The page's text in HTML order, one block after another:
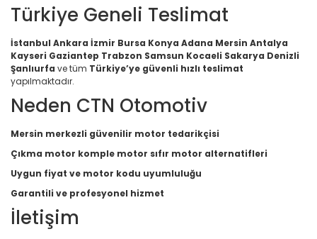
Türkiye Geneli Teslimat
İstanbul Ankara İzmir Bursa Konya Adana Mersin Antalya
Kayseri Gaziantep Trabzon Samsun Kocaeli Sakarya Denizli
Şanlıurfa ve tüm Türkiye’ye güvenli hızlı teslimat
yapılmaktadır.
Neden CTN Otomotiv
Mersin merkezli güvenilir motor tedarikçisi
Çıkma motor komple motor sıfır motor alternatifleri
Uygun fiyat ve motor kodu uyumluluğu
Garantili ve profesyonel hizmet
İletişim